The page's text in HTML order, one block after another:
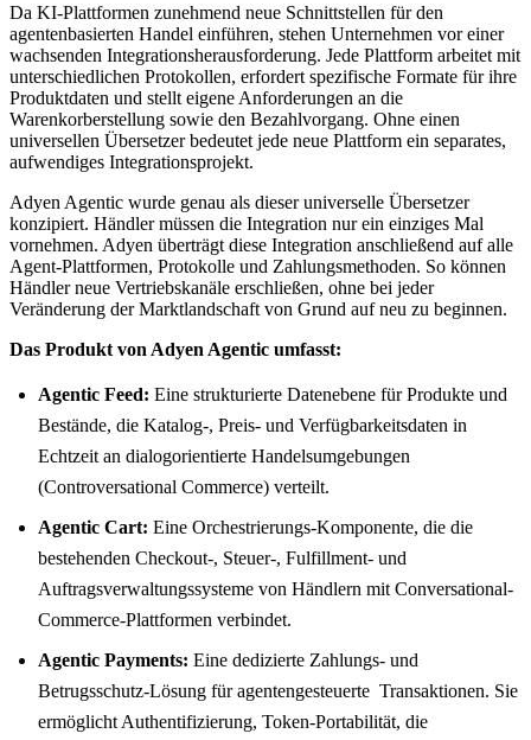
Da KI-Plattformen zunehmend neue Schnittstellen für den
agentenbasierten Handel einführen, stehen Unternehmen vor einer
wachsenden Integrationsherausforderung. Jede Plattform arbeitet mit
unterschiedlichen Protokollen, erfordert spezifische Formate für ihre
Produktdaten und stellt eigene Anforderungen an die
Warenkorberstellung sowie den Bezahlvorgang. Ohne einen
universellen Übersetzer bedeutet jede neue Plattform ein separates,
aufwendiges Integrationsprojekt.
Adyen Agentic wurde genau als dieser universelle Übersetzer
konzipiert. Händler müssen die Integration nur ein einziges Mal
vornehmen. Adyen überträgt diese Integration anschließend auf alle
Agent-Plattformen, Protokolle und Zahlungsmethoden. So können
Händler neue Vertriebskanäle erschließen, ohne bei jeder
Veränderung der Marktlandschaft von Grund auf neu zu beginnen.
Das Produkt von Adyen Agentic umfasst:
Agentic Feed: Eine strukturierte Datenebene für Produkte und
Bestände, die Katalog-, Preis- und Verfügbarkeitsdaten in
Echtzeit an dialogorientierte Handelsumgebungen
(Controversational Commerce) verteilt.
Agentic Cart: Eine Orchestrierungs-Komponente, die die
bestehenden Checkout-, Steuer-, Fulfillment- und
Auftragsverwaltungssysteme von Händlern mit Conversational-
Commerce-Plattformen verbindet.
Agentic Payments: Eine dedizierte Zahlungs- und
Betrugsschutz-Lösung für agentengesteuerte Transaktionen. Sie
ermöglicht Authentifizierung, Token-Portabilität, die